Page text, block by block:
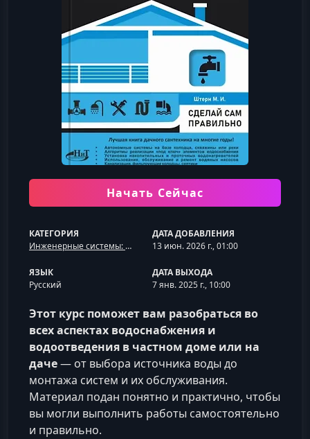
Начать Сейчас
КАТЕГОРИЯ
Инженерные системы: электрика, отопление, вода
ДАТА ДОБАВЛЕНИЯ
13 июн. 2026 г., 01:00
ЯЗЫК
Русский
ДАТА ВЫХОДА
7 янв. 2025 г., 10:00
Этот курс поможет вам разобраться во
всех аспектах водоснабжения и
водоотведения в частном доме или на
даче— от выбора источника воды до
монтажа систем и их обслуживания.
Материал подан понятно и практично, чтобы
вы могли выполнить работы самостоятельно
и правильно.